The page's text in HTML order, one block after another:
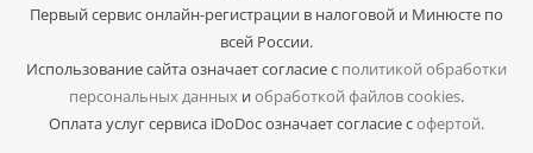
Первый сервис онлайн-регистрации в налоговой и Минюсте по
всей России.
Использование сайта означает согласие с политикой обработки
персональных данных иобработкой файлов cookies.
Оплата услуг сервиса iDoDoc означает согласие софертой.